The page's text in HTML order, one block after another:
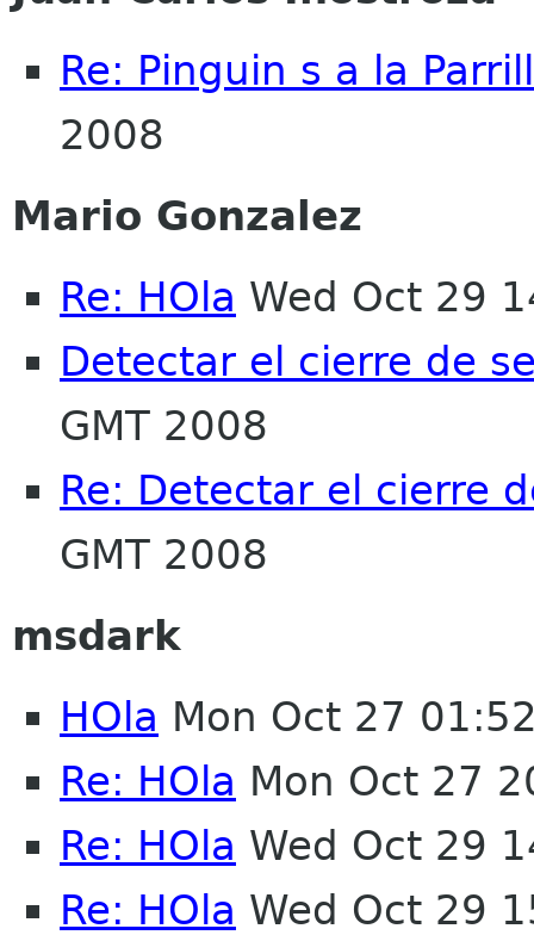
Re: Pinguin s a la
2008
Mario Gonzalez
Re: HOla Wed Oct 29
Detectar el cierre de
GMT 2008
Re: Detectar el cierre
GMT 2008
msdark
HOla Mon Oct 27
Re: HOla Mon Oct 27
Re: HOla Wed Oct 29
Re: HOla Wed Oct 29